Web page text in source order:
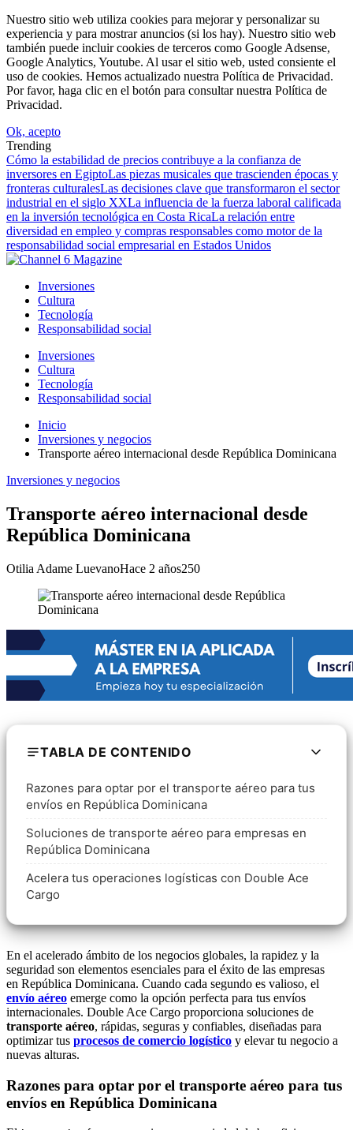
Nuestro sitio web utiliza cookies para mejorar y personalizar su
experiencia y para mostrar anuncios (si los hay). Nuestro sitio web
también puede incluir cookies de terceros como Google Adsense,
Google Analytics, Youtube. Al usar el sitio web, usted consiente el
uso de cookies. Hemos actualizado nuestra Política de Privacidad.
Por favor, haga clic en el botón para consultar nuestra Política de
Privacidad.
Ok, acepto
Trending
Cómo la estabilidad de precios contribuye a la confianza de
inversores en EgiptoLas piezas musicales que trascienden épocas y
fronteras culturalesLas decisiones clave que transformaron el sector
industrial en el siglo XXLa influencia de la fuerza laboral calificada
en la inversión tecnológica en Costa RicaLa relación entre
diversidad en empleo y compras responsables como motor de la
responsabilidad social empresarial en Estados Unidos
Inversiones
Cultura
Tecnología
Responsabilidad social
Inversiones
Cultura
Tecnología
Responsabilidad social
Inicio
Inversiones y negocios
Transporte aéreo internacional desde República Dominicana
Inversiones y negocios
Transporte aéreo internacional desde
República Dominicana
Otilia Adame LuevanoHace 2 años250
TABLA DE CONTENIDO
Razones para optar por el transporte aéreo para tus
envíos en República Dominicana
Soluciones de transporte aéreo para empresas en
República Dominicana
Acelera tus operaciones logísticas con Double Ace
Cargo
En el acelerado ámbito de los negocios globales, la rapidez y la
seguridad son elementos esenciales para el éxito de las empresas
en República Dominicana. Cuando cada segundo es valioso, el
envío aéreo emerge como la opción perfecta para tus envíos
internacionales. Double Ace Cargo proporciona soluciones de
transporte aéreo, rápidas, seguras y confiables, diseñadas para
optimizar tus procesos de comercio logístico y elevar tu negocio a
nuevas alturas.
Razones para optar por el transporte aéreo para tus
envíos en República Dominicana